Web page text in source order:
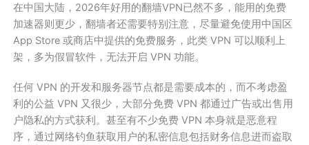
在中国大陆，2026年好用的翻墙VPN已然不多，能用的免费
加速器则更少，翻墙者还需要特别注意，尽量避免使用中国区
App Store 或商店中提供的免费服务，此类 VPN 可以顺利上
架，多为假冒软件，无法开启 VPN 功能。
任何 VPN 的开发和服务器节点都是需要成本的，而不考虑盈
利的公益 VPN 又很少，大部分免费 VPN 都通过广告或出售用
户隐私的方式获利。甚至有不少免费 VPN 本身就是恶意程
序，通过网络钓鱼获取用户的私密信息包括财务信息进而盗取